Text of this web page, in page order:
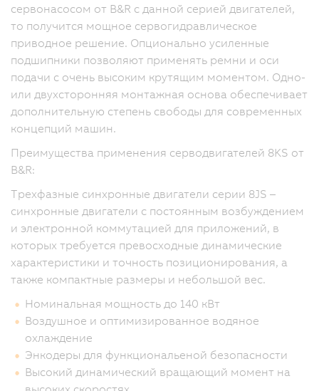
сервонасосом от B&R с данной серией двигателей,
то получится мощное сервогидравлическое
приводное решение. Опционально усиленные
подшипники позволяют применять ремни и оси
подачи с очень высоким крутящим моментом. Одно-
или двухсторонняя монтажная основа обеспечивает
дополнительную степень свободы для современных
концепций машин.
Преимущества применения серводвигателей 8KS от
B&R:
Трехфазные синхронные двигатели серии 8JS –
синхронные двигатели с постоянным возбуждением
и электронной коммутацией для приложений, в
которых требуется превосходные динамические
характеристики и точность позиционирования, а
также компактные размеры и небольшой вес.
Номинальная мощность до 140 кВт
Воздушное и оптимизированное водяное
охлаждение
Энкодеры для функциональеной безопасности
Высокий динамический вращающий момент на